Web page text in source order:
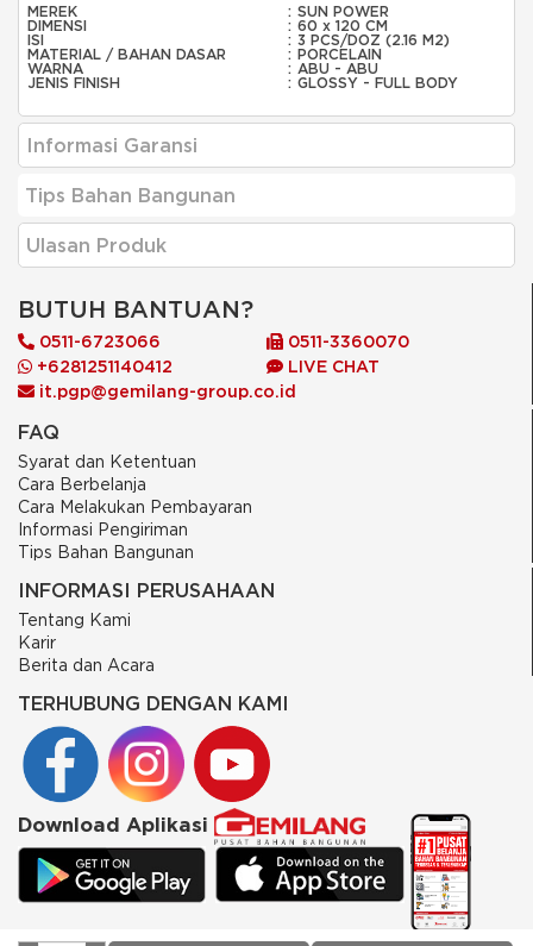
MEREK : SUN POWER
DIMENSI
: 60 x 120 CM
ISI
: 3 PCS/DOZ (2.16 M2)
MATERIAL / BAHAN DASAR
: PORCELAIN
WARNA
: ABU - ABU
JENIS FINISH
: GLOSSY - FULL BODY
Informasi Garansi
Tips Bahan Bangunan
Ulasan Produk
BUTUH BANTUAN?
0511-6723066
0511-3360070
+6281251140412
LIVE CHAT
it.pgp@gemilang-group.co.id
FAQ
Syarat dan Ketentuan
Cara Berbelanja
Cara Melakukan Pembayaran
Informasi Pengiriman
Tips Bahan Bangunan
INFORMASI PERUSAHAAN
Tentang Kami
Karir
Berita dan Acara
TERHUBUNG DENGAN KAMI
Download Aplikasi